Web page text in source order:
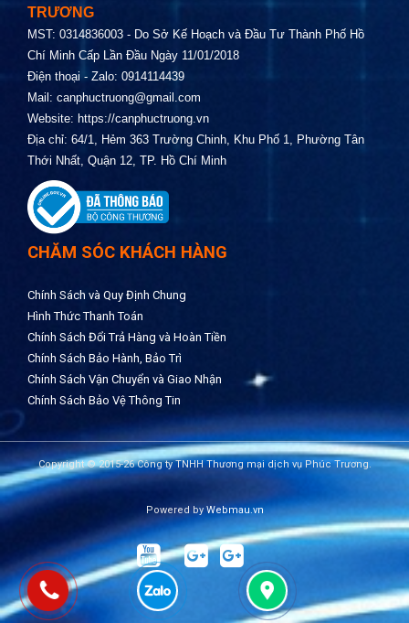
TRƯƠNG
MST: 0314836003 - Do Sở Kế Hoạch và Đầu Tư Thành Phố Hồ
Chí Minh Cấp Lần Đầu Ngày 11/01/2018
Điện thoại - Zalo: 0914114439
Mail: canphuctruong@gmail.com
Website: https://canphuctruong.vn
Địa chỉ: 64/1, Hẻm 363 Trường Chinh, Khu Phố 1, Phường Tân
Thới Nhất, Quận 12, TP. Hồ Chí Minh
CHĂM SÓC KHÁCH HÀNG
Chính Sách và Quy Định Chung
Hình Thức Thanh Toán
Chính Sách Đổi Trả Hàng và Hoàn Tiền
Chính Sách Bảo Hành, Bảo Trì
Chính Sách Vận Chuyển và Giao Nhận
Chính Sách Bảo Vệ Thông Tin
Copyright © 2015-26 Công ty TNHH Thương mại dịch vụ Phúc Trương.
Powered byWebmau.vn